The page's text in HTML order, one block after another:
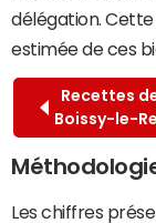
délégation.
estimée de ces
Recettes
Boissy-le-
Les chiffres